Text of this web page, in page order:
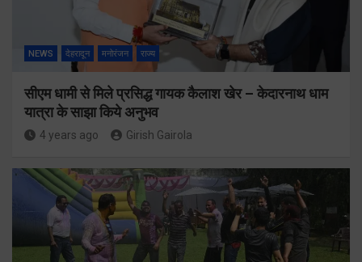
NEWS देहरादून मनोरंजन राज्य
सीएम धामी से मिले प्रसिद्ध गायक कैलाश खेर – केदारनाथ धाम
यात्रा के साझा किये अनुभव
4 years ago Girish Gairola